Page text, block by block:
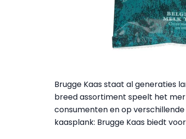
Brugge Kaas staat al generaties
breed assortiment speelt het
consumenten en op
kaasplank: Brugge Kaas biedt